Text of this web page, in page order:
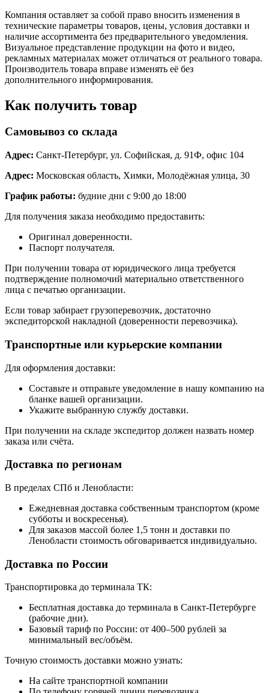
Компания оставляет за собой право вносить изменения в
технические параметры товаров, цены, условия доставки и
наличие ассортимента без предварительного уведомления.
Визуальное представление продукции на фото и видео,
рекламных материалах может отличаться от реального товара.
Производитель товара вправе изменять её без
дополнительного информирования.
Как получить товар
Самовывоз со склада
Адрес: Санкт-Петербург, ул. Софийская, д. 91Ф, офис 104
Адрес: Московская область, Химки, Молодёжная улица, 30
График работы: будние дни с 9:00 до 18:00
Для получения заказа необходимо предоставить:
Оригинал доверенности.
Паспорт получателя.
При получении товара от юридического лица требуется
подтверждение полномочий материально ответственного
лица с печатью организации.
Если товар забирает грузоперевозчик, достаточно
экспедиторской накладной (доверенности перевозчика).
Транспортные или курьерские компании
Для оформления доставки:
Составьте и отправьте уведомление в нашу компанию на
бланке вашей организации.
Укажите выбранную службу доставки.
При получении на складе экспедитор должен назвать номер
заказа или счёта.
Доставка по регионам
В пределах СПб и Ленобласти:
Ежедневная доставка собственным транспортом (кроме
субботы и воскресенья).
Для заказов массой более 1,5 тонн и доставки по
Ленобласти стоимость обговаривается индивидуально.
Доставка по России
Транспортировка до терминала ТК:
Бесплатная доставка до терминала в Санкт-Петербурге
(рабочие дни).
Базовый тариф по России: от 400–500 рублей за
минимальный вес/объём.
Точную стоимость доставки можно узнать:
На сайте транспортной компании